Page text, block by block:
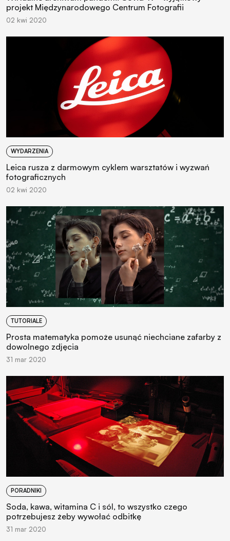
projekt Międzynarodowego Centrum Fotografii
02 kwi 2020
WYDARZENIA
Leica rusza z darmowym cyklem warsztatów i wyzwań
fotograficznych
02 kwi 2020
TUTORIALE
Prosta matematyka pomoże usunąć niechciane zafarby z
dowolnego zdjęcia
31 mar 2020
PORADNIKI
Soda, kawa, witamina C i sól, to wszystko czego
potrzebujesz żeby wywołać odbitkę
31 mar 2020